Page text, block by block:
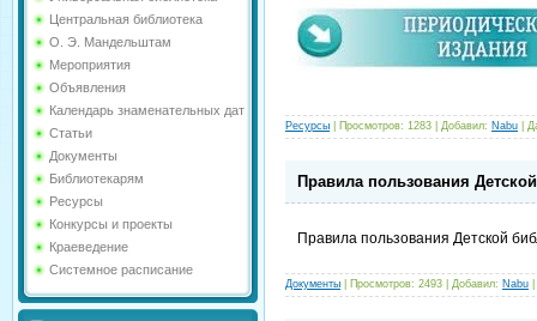
Центральная библиотека
О. Э. Мандельштам
Мероприятия
Объявления
Календарь знаменательных дат
Статьи
Документы
Библиотекарям
Ресурсы
Конкурсы и проекты
Краеведение
Системное расписание
Ресурсы Просмотров: 1283 Добавил: Nabu
Правила пользования
Правила пользования Детской
Документы Просмотров: 2493 Добавил: Nabu